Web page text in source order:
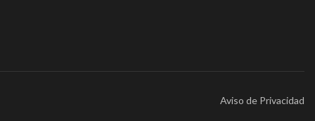
Aviso de Privacidad